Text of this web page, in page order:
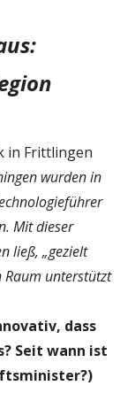
in Frittlingen
wurden in
Mit dieser
ließ, „gezielt
unterstützt
dass
Seit wann ist